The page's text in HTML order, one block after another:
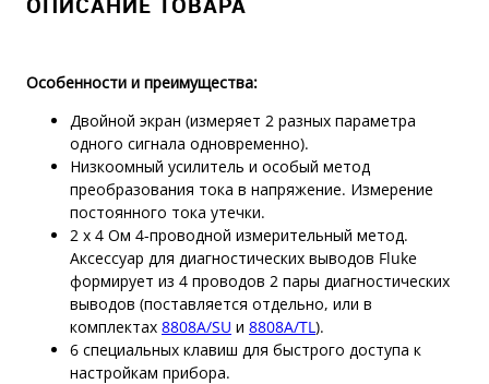
Особенности и преимущества:
Двойной экран (измеряет 2 разных параметра
одного сигнала одновременно).
Низкоомный усилитель и особый метод
преобразования тока в напряжение. Измерение
постоянного тока утечки.
2 х 4 Ом 4-проводной измерительный метод.
Аксессуар для диагностических выводов Fluke
формирует из 4 проводов 2 пары диагностических
выводов (поставляется отдельно, или в
комплектах 8808A/SU и 8808A/TL).
6 специальных клавиш для быстрого доступа к
настройкам прибора.